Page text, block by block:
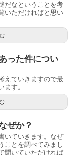
だなということを考
いただければと思い
った件につい
えていきますので最
ます。
ぜか？
いていきます。なぜ
ことを調べてみまし
聞いていただければ